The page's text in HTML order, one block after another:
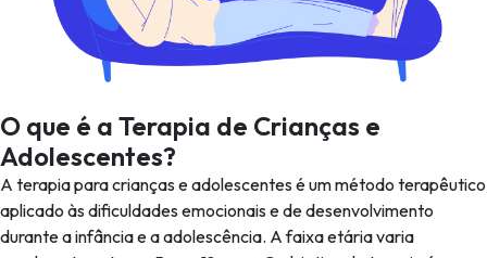
O que é a Terapia de Crianças e
Adolescentes?
A terapia para crianças e adolescentes é um método terapêutico
aplicado às dificuldades emocionais e de desenvolvimento
durante a infância e a adolescência. A faixa etária varia